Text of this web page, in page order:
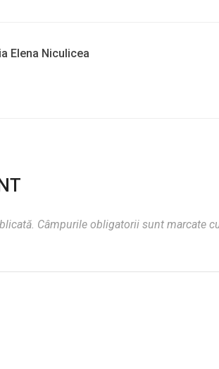
Elena Niculicea
Câmpurile obligatorii sunt marcate